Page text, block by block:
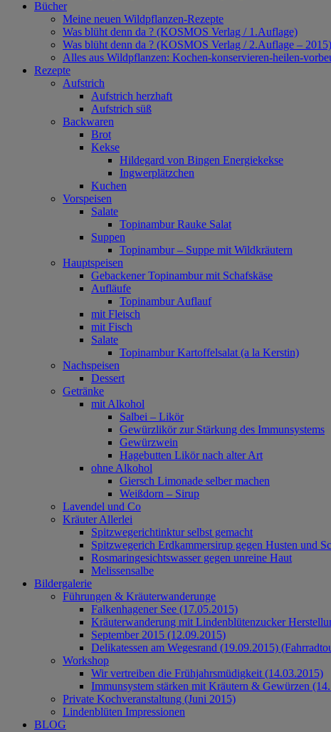
Bücher
Meine neuen Wildpflanzen-Rezepte
Was blüht denn da ? (KOSMOS Verlag / 1.Auflage)
Was blüht denn da ? (KOSMOS Verlag / 2.Auflage – 2015)
Alles aus Wildpflanzen: Kochen-konservieren-heilen-
Rezepte
Aufstrich
Aufstrich herzhaft
Aufstrich süß
Backwaren
Brot
Kekse
Hildegard von Bingen Energiekekse
Ingwerplätzchen
Kuchen
Vorspeisen
Salate
Topinambur Rauke Salat
Suppen
Topinambur – Suppe mit Wildkräutern
Hauptspeisen
Gebackener Topinambur mit Schafskäse
Aufläufe
Topinambur Auflauf
mit Fleisch
mit Fisch
Salate
Topinambur Kartoffelsalat (a la Kerstin)
Nachspeisen
Dessert
Getränke
mit Alkohol
Salbei – Likör
Gewürzlikör zur Stärkung des Immunsystems
Gewürzwein
Hagebutten Likör nach alter Art
ohne Alkohol
Giersch Limonade selber machen
Weißdorn – Sirup
Lavendel und Co
Kräuter Allerlei
Spitzwegerichtinktur selbst gemacht
Spitzwegerich Erdkammersirup gegen Husten und
Rosmaringesichtswasser gegen unreine Haut
Melissensalbe
Bildergalerie
Führungen & Kräuterwanderunge
Falkenhagener See (17.05.2015)
Kräuterwanderung mit Lindenblütenzucker
September 2015 (12.09.2015)
Delikatessen am Wegesrand (19.09.2015)
Workshop
Wir vertreiben die Frühjahrsmüdigkeit (14.03.2015)
Immunsystem stärken mit Kräutern & Gewürzen
Private Kochveranstaltung (Juni 2015)
Lindenblüten Impressionen
BLOG